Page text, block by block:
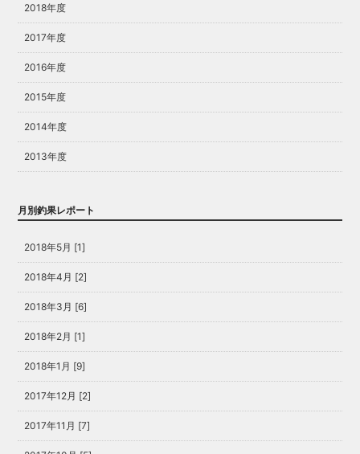
2018年度
2017年度
2016年度
2015年度
2014年度
2013年度
月別釣果レポート
2018年5月 [1]
2018年4月 [2]
2018年3月 [6]
2018年2月 [1]
2018年1月 [9]
2017年12月 [2]
2017年11月 [7]